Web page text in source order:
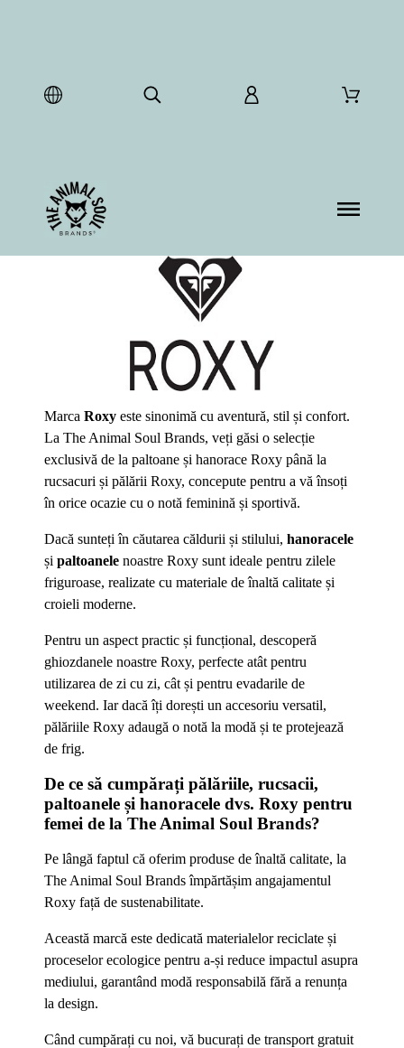
Marca Roxy este sinonimă cu aventură, stil și confort.
La The Animal Soul Brands, veți găsi o selecție
exclusivă de la paltoane și hanorace Roxy până la
rucsacuri și pălării Roxy, concepute pentru a vă însoți
în orice ocazie cu o notă feminină și sportivă.
Dacă sunteți în căutarea căldurii și stilului, hanoracele
și paltoanele noastre Roxy sunt ideale pentru zilele
friguroase, realizate cu materiale de înaltă calitate și
croieli moderne.
Pentru un aspect practic și funcțional, descoperă
ghiozdanele noastre Roxy, perfecte atât pentru
utilizarea de zi cu zi, cât și pentru evadarile de
weekend. Iar dacă îți dorești un accesoriu versatil,
pălăriile Roxy adaugă o notă la modă și te protejează
de frig.
De ce să cumpărați pălăriile, rucsacii,
paltoanele și hanoracele dvs. Roxy pentru
femei de la The Animal Soul Brands?
Pe lângă faptul că oferim produse de înaltă calitate, la
The Animal Soul Brands împărtășim angajamentul
Roxy față de sustenabilitate.
Această marcă este dedicată materialelor reciclate și
proceselor ecologice pentru a-și reduce impactul asupra
mediului, garantând modă responsabilă fără a renunța
la design.
Când cumpărați cu noi, vă bucurați de transport gratuit